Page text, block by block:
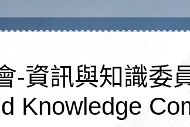
-資訊與知識委
Knowledge